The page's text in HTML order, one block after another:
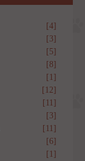
[4]
[3]
[5]
[8]
[1]
[12]
[11]
[3]
[11]
[6]
[1]